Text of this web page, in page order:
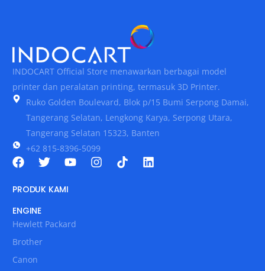
INDOCART Official Store menawarkan berbagai model
printer dan peralatan printing, termasuk 3D Printer.
Ruko Golden Boulevard, Blok p/15 Bumi Serpong Damai,
Tangerang Selatan, Lengkong Karya, Serpong Utara,
Tangerang Selatan 15323, Banten
+62 815-8396-5099
PRODUK KAMI
ENGINE
Hewlett Packard
Brother
Canon